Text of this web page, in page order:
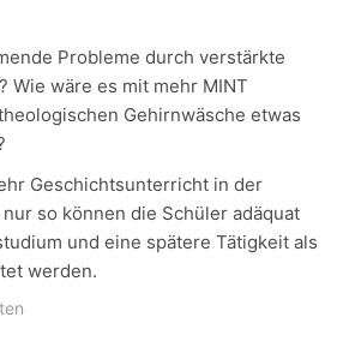
Probleme durch verstärkte
Wie wäre es mit mehr MINT
Gehirnwäsche etwas
Geschichtsunterricht in der
so können die Schüler adäquat
und eine spätere Tätigkeit als
werden.